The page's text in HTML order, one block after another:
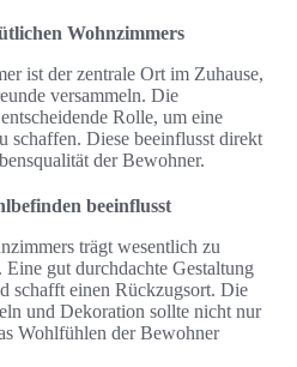
Wohnzimmers
ist der zentrale Ort im Zuhause,
versammeln. Die
Rolle, um eine
schaffen. Diese beeinflusst direkt
der Bewohner.
beeinflusst
trägt wesentlich zu
gut durchdachte Gestaltung
schafft einen Rückzugsort. Die
und Dekoration sollte nicht nur
Wohlfühlen der Bewohner